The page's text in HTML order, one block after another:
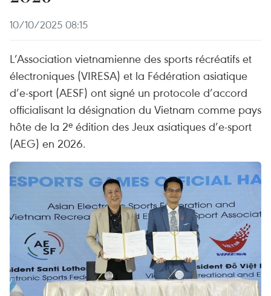
10/10/2025 08:15
L’Association vietnamienne des sports récréatifs et
électroniques (VIRESA) et la Fédération asiatique
d’e-sport (AESF) ont signé un protocole d’accord
officialisant la désignation du Vietnam comme pays
hôte de la 2ᵉ édition des Jeux asiatiques d’e-sport
(AEG) en 2026.